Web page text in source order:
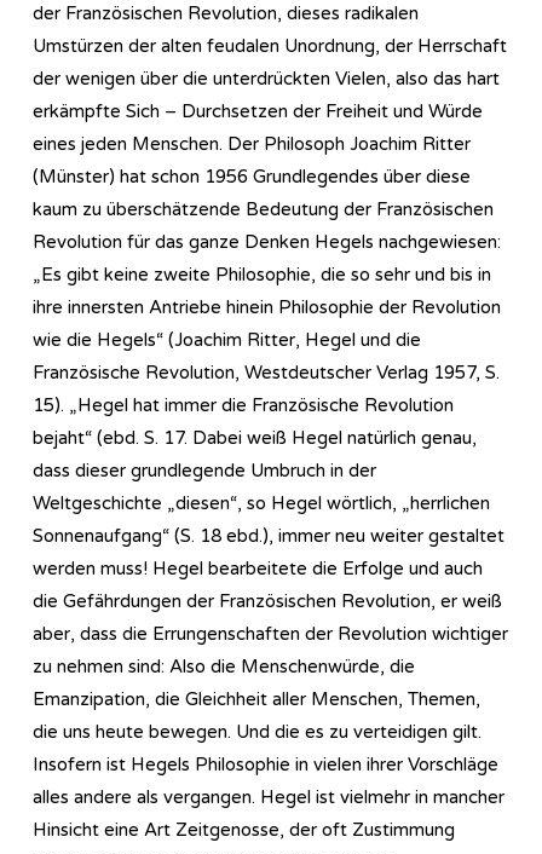
der Französischen Revolution, dieses radikalen
Umstürzen der alten feudalen Unordnung, der Herrschaft
der wenigen über die unterdrückten Vielen, also das hart
erkämpfte Sich – Durchsetzen der Freiheit und Würde
eines jeden Menschen. Der Philosoph Joachim Ritter
(Münster) hat schon 1956 Grundlegendes über diese
kaum zu überschätzende Bedeutung der Französischen
Revolution für das ganze Denken Hegels nachgewiesen:
„Es gibt keine zweite Philosophie, die so sehr und bis in
ihre innersten Antriebe hinein Philosophie der Revolution
wie die Hegels“ (Joachim Ritter, Hegel und die
Französische Revolution, Westdeutscher Verlag 1957, S.
15). „Hegel hat immer die Französische Revolution
bejaht“ (ebd. S. 17. Dabei weiß Hegel natürlich genau,
dass dieser grundlegende Umbruch in der
Weltgeschichte „diesen“, so Hegel wörtlich, „herrlichen
Sonnenaufgang“ (S. 18 ebd.), immer neu weiter gestaltet
werden muss! Hegel bearbeitete die Erfolge und auch
die Gefährdungen der Französischen Revolution, er weiß
aber, dass die Errungenschaften der Revolution wichtiger
zu nehmen sind: Also die Menschenwürde, die
Emanzipation, die Gleichheit aller Menschen, Themen,
die uns heute bewegen. Und die es zu verteidigen gilt.
Insofern ist Hegels Philosophie in vielen ihrer Vorschläge
alles andere als vergangen. Hegel ist vielmehr in mancher
Hinsicht eine Art Zeitgenosse, der oft Zustimmung